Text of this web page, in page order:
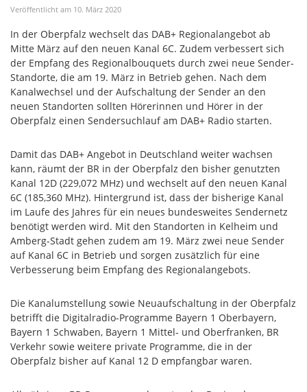
Veröffentlicht am 10. März 2020
In der Oberpfalz wechselt das DAB+ Regionalangebot ab
Mitte März auf den neuen Kanal 6C. Zudem verbessert sich
der Empfang des Regionalbouquets durch zwei neue Sender-
Standorte, die am 19. März in Betrieb gehen. Nach dem
Kanalwechsel und der Aufschaltung der Sender an den
neuen Standorten sollten Hörerinnen und Hörer in der
Oberpfalz einen Sendersuchlauf am DAB+ Radio starten.
Damit das DAB+ Angebot in Deutschland weiter wachsen
kann, räumt der BR in der Oberpfalz den bisher genutzten
Kanal 12D (229,072 MHz) und wechselt auf den neuen Kanal
6C (185,360 MHz). Hintergrund ist, dass der bisherige Kanal
im Laufe des Jahres für ein neues bundesweites Sendernetz
benötigt werden wird. Mit den Standorten in Kelheim und
Amberg-Stadt gehen zudem am 19. März zwei neue Sender
auf Kanal 6C in Betrieb und sorgen zusätzlich für eine
Verbesserung beim Empfang des Regionalangebots.
Die Kanalumstellung sowie Neuaufschaltung in der Oberpfalz
betrifft die Digitalradio-Programme Bayern 1 Oberbayern,
Bayern 1 Schwaben, Bayern 1 Mittel- und Oberfranken, BR
Verkehr sowie weitere private Programme, die in der
Oberpfalz bisher auf Kanal 12 D empfangbar waren.